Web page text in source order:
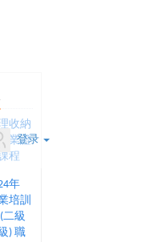
登录
收納
專業證
程
年
培訓
二級
) 職